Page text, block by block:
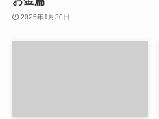
2025年1月30日